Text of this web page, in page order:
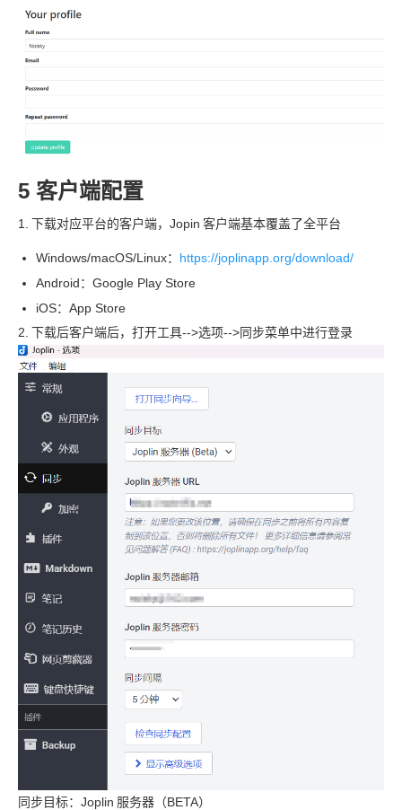
5 客户端配置
1. 下载对应平台的客户端，Jopin 客户端基本覆盖了全平台
Windows/macOS/Linux： https://joplinapp.org/download/
Android：Google Play Store
iOS：App Store
2. 下载后客户端后，打开工具-->选项-->同步菜单中进行登录
同步目标：Joplin 服务器（BETA）